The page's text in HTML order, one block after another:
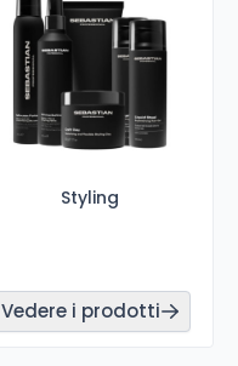
Styling
Vedere i prodotti